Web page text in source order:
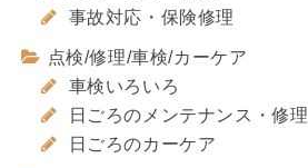
事故対応・保険修理
点検/修理/車検/カーケア
車検いろいろ
日ごろのメンテナンス・修理
日ごろのカーケア